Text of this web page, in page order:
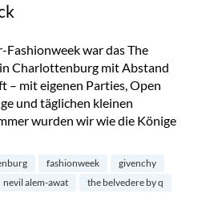
Fashionweek war das The
Charlottenburg mit Abstand
– mit eigenen Parties, Open
und täglichen kleinen
wurden wir wie die Könige
by Q: Zimmer für einen guten
fashionweek
givenchy
nevil alem-awat
the belvedere by q